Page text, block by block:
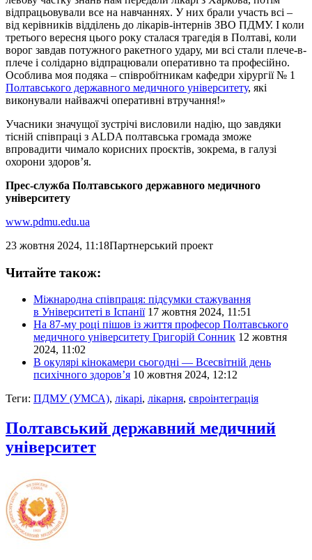
відпрацьовували все на навчаннях. У них брали участь всі –
від керівників відділень до лікарів-інтернів ЗВО ПДМУ. І коли
третього вересня цього року сталася трагедія в Полтаві, коли
ворог завдав потужного ракетного удару, ми всі стали плече-в-
плече і солідарно відпрацювали оперативно та професійно.
Особлива моя подяка – співробітникам кафедри хірургії № 1
Полтавського державного медичного університету, які
виконували найважчі оперативні втручання!»
Учасники значущої зустрічі висловили надію, що завдяки
тісній співпраці з ALDA полтавська громада зможе
впровадити чимало корисних проєктів, зокрема, в галузі
охорони здоров’я.
Прес-служба Полтавського державного медичного
університету
www.pdmu.edu.ua
23 жовтня 2024, 11:18Партнерський проект
Читайте також:
Міжнародна співпраця: підсумки стажування
в Університеті в Іспанії 17 жовтня 2024, 11:51
На 87-му році пішов із життя професор Полтавського
медичного університету Григорій Сонник 12 жовтня
2024, 11:02
В окулярі кінокамери сьогодні — Всесвітній день
психічного здоров’я 10 жовтня 2024, 12:12
Теги: ПДМУ (УМСА), лікарі, лікарня, євроінтеграція
Полтавський державний медичний
університет